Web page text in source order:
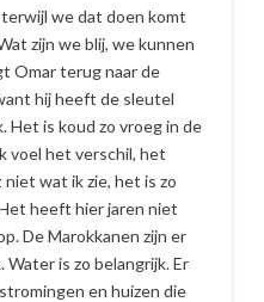
we dat doen komt
zijn we blij, we kunnen
Omar terug naar de
hij heeft de sleutel
Het is koud zo vroeg in de
voel het verschil, het
wat ik zie, het is zo
heeft hier jaren niet
De Marokkanen zijn er
is zo belangrijk. Er
en huizen die